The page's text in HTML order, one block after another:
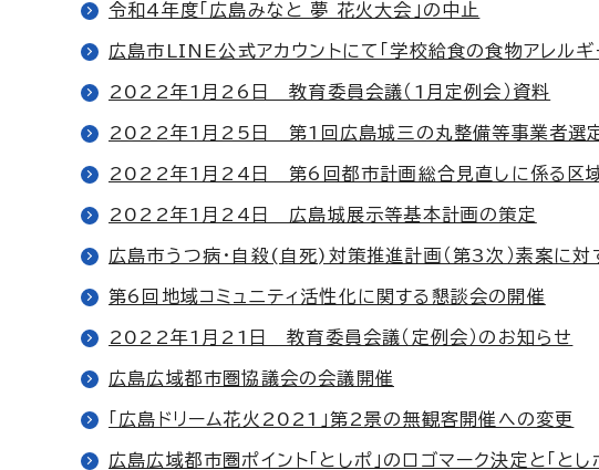
令和4年度「広島みなと 夢 花火大会」の中止
広島市LINE公式アカウントにて「学校給食の食物アレルギ
2022年1月26日 教育委員会議（1月定例会）資料
2022年1月25日 第1回広島城三の丸整備等事業者選
2022年1月24日 第6回都市計画総合見直しに係る区域
2022年1月24日 広島城展示等基本計画の策定
広島市うつ病・自殺(自死)対策推進計画（第3次）素案に
第6回地域コミュニティ活性化に関する懇談会の開催
2022年1月21日 教育委員会議（定例会）のお知らせ
広島広域都市圏協議会の会議開催
「広島ドリーム花火2021」第2景の無観客開催への変更
広島広域都市圏ポイント「としポ」のロゴマーク決定と「